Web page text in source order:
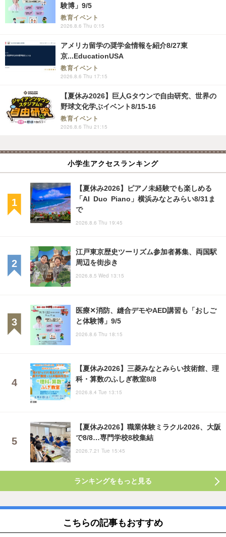
験博」9/5
教育イベント
2026.8.6 Thu 0:15
アメリカ留学の奨学金情報を紹介8/27東
京...EducationUSA
教育イベント
2026.8.6 Thu 17:15
【夏休み2026】巨人Gタウンで自由研究、世界の
野球文化学ぶイベント8/15-16
教育イベント
2026.8.6 Thu 21:15
小学生アクセスランキング
【夏休み2026】ピアノ未経験でも楽しめる
「AI Duo Piano」横浜みなとみらい8/31ま
で
2026.8.6 Thu 19:45
江戸東京歴史ツーリズム参加者募集、両国駅
周辺を街歩き
2026.8.5 Wed 13:15
医療✕消防、縫合デモやAED講習も「おしご
と体験博」9/5
2026.8.6 Thu 18:15
【夏休み2026】三菱みなとみらい技術館、理
科・算数のふしぎ教室8/8
2026.8.4 Tue 13:15
【夏休み2026】職業体験ミラクル2026、大阪
で8/8…専門学校8校集結
2026.7.21 Tue 15:45
ランキングをもっと見る
こちらの記事もおすすめ